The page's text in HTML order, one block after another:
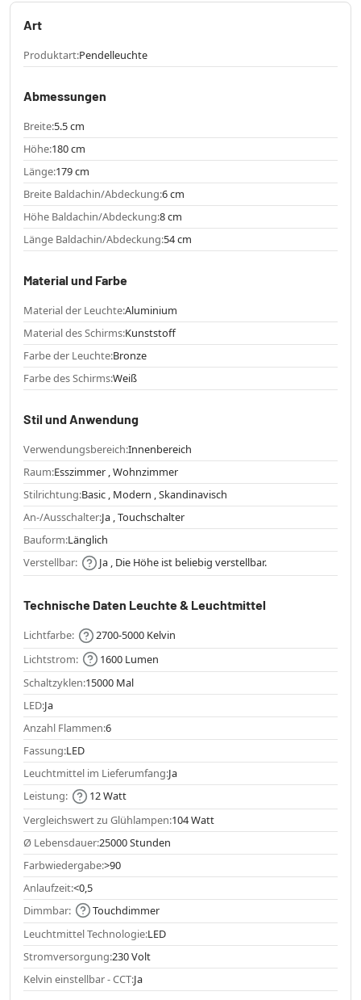
Art
Produktart:Pendelleuchte
Abmessungen
Breite:5.5 cm
Höhe:180 cm
Länge:179 cm
Breite Baldachin/Abdeckung:6 cm
Höhe Baldachin/Abdeckung:8 cm
Länge Baldachin/Abdeckung:54 cm
Material und Farbe
Material der Leuchte:Aluminium
Material des Schirms:Kunststoff
Farbe der Leuchte:Bronze
Farbe des Schirms:Weiß
Stil und Anwendung
Verwendungsbereich:Innenbereich
Raum:Esszimmer , Wohnzimmer
Stilrichtung:Basic , Modern , Skandinavisch
An-/Ausschalter:Ja , Touchschalter
Bauform:Länglich
Verstellbar:
Ja , Die Höhe ist beliebig verstellbar.
Technische Daten Leuchte & Leuchtmittel
Lichtfarbe:
2700-5000 Kelvin
Lichtstrom:
1600 Lumen
Schaltzyklen:15000 Mal
LED:Ja
Anzahl Flammen:6
Fassung:LED
Leuchtmittel im Lieferumfang:Ja
Leistung:
12 Watt
Vergleichswert zu Glühlampen:104 Watt
Ø Lebensdauer:25000 Stunden
Farbwiedergabe:>90
Anlaufzeit:<0,5
Dimmbar:
Touchdimmer
Leuchtmittel Technologie:LED
Stromversorgung:230 Volt
Kelvin einstellbar - CCT:Ja